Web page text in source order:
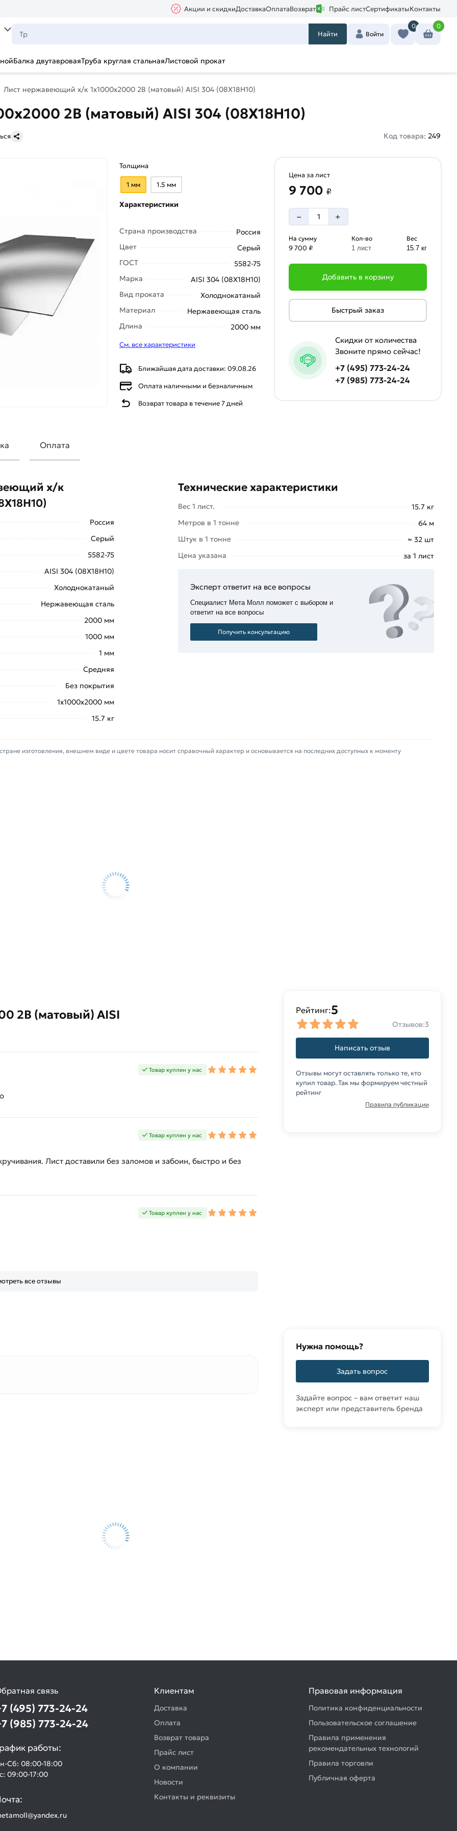
Акции и скидкиДоставкаОплатаВозврат Прайс листСертификатыКонтакты
Найти Войти
0 0
Балка двутавроваяТруба круглая стальнаяЛистовой прокат
Лист нержавеющий х/к 1х1000х2000 2B (матовый) AISI 304 (08Х18Н10)
2B (матовый) AISI 304 (08Х18Н10)
Код товара: 249
Толщина
1 мм 1.5 мм
Характеристики
Страна производства
Россия
Цвет
Серый
ГОСТ
5582-75
Марка
AISI 304 (08Х18Н10)
Вид проката
Холоднокатаный
Материал
Нержавеющая сталь
Длина
2000 мм
См. все характеристики
Ближайшая дата доставки: 09.08.26
Оплата наличными и безналичным
Возврат товара в течение 7 дней
Цена за лист
9 700 ₽
– +
На сумму
9 700 ₽
Кол-во
1 лист
Вес
15.7 кг
Добавить в корзину
Быстрый заказ
Скидки от количества
Звоните прямо сейчас!
+7 (495) 773-24-24
+7 (985) 773-24-24
Оплата
свойствам стали марки
свойств лист нержавеющий х/к
применяется в различных
и машиностроительной,
Мы обеспечиваем
купить позвонив по контактам указанным на сайте.
обработают заказ и свяжутся с Вами для согласования условий доставки или самовывоза.
х/к
Россия
Серый
5582-75
AISI 304 (08Х18Н10)
Холоднокатаный
Нержавеющая сталь
2000 мм
1000 мм
1 мм
Средняя
Без покрытия
1х1000х2000 мм
15.7 кг
Технические характеристики
Вес 1 лист.
15.7 кг
Метров в 1 тонне
64 м
Штук в 1 тонне
≈ 32 шт
Цена указана
за 1 лист
Эксперт ответит на все вопросы
Специалист Мета Молл поможет с выбором и
ответит на все вопросы
Получить консультацию
изготовления, внешнем виде и цвете товара носит справочный характер и основывается на последних доступных к моменту
2B (матовый) AISI
Товар куплен у нас
Товар куплен у нас
Лист доставили без заломов и забоин, быстро и без
Товар куплен у нас
все отзывы
Рейтинг:5
Отзывов:3
Написать отзыв
Отзывы могут оставлять только те, кто
купил товар. Так мы формируем честный
рейтинг
Правила публикации
Нужна помощь?
Задать вопрос
Задайте вопрос – вам ответит наш
эксперт или представитель бренда
связь
(495) 773-24-24
(985) 773-24-24
работы:
Сб: 08:00-18:00
09:00-17:00
Клиентам
Доставка
Оплата
Возврат товара
Прайс лист
О компании
Новости
Контакты и реквизиты
Правовая информация
Политика конфиденциальности
Пользовательское соглашение
Правила применения
рекомендательных технологий
Правила торговли
Публичная оферта